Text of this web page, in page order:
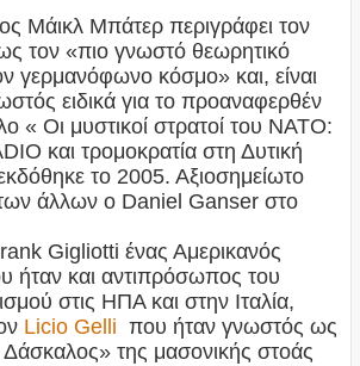
Μάικλ Μπάτερ περιγράφει τον
τον «πιο γνωστό θεωρητικό
γερμανόφωνο κόσμο» και, είναι
ειδικά για το προαναφερθέν
« Οι μυστικοί στρατοί του ΝΑΤΟ:
και τρομοκρατία στη Δυτική
το 2005. Αξιοσημείωτο
των άλλων ο Daniel Ganser στο
Gigliotti ένας Αμερικανός
ήταν και αντιπρόσωπος του
στις ΗΠΑ και στην Ιταλία,
Licio Gelli που ήταν γνωστός ως
Δάσκαλος» της μασονικής στοάς